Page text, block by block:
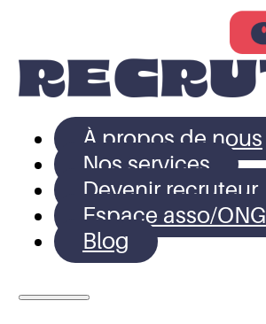
À propos de nous
Nos services
Devenir recruteur
Espace asso/ONG
Blog